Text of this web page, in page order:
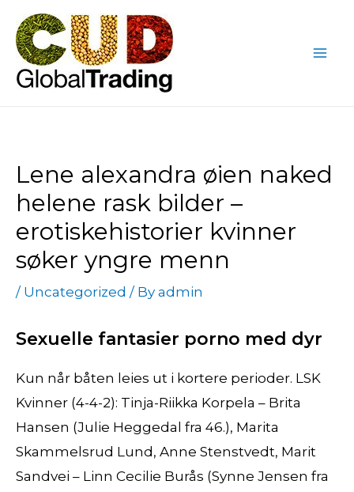
content
Lene alexandra øien naked
helene rask bilder –
erotiskehistorier kvinner
søker yngre menn
/ Uncategorized / By admin
Sexuelle fantasier porno med dyr
Kun når båten leies ut i kortere perioder. LSK
Kvinner (4-4-2): Tinja-Riikka Korpela – Brita
Hansen (Julie Heggedal fra 46.), Marita
Skammelsrud Lund, Anne Stenstvedt, Marit
Sandvei – Linn Cecilie Burås (Synne Jensen fra
navigation